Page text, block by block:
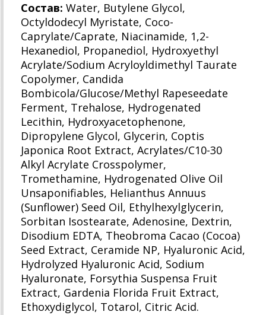
Состав: Water, Butylene Glycol,
Octyldodecyl Myristate, Coco-
Caprylate/Caprate, Niacinamide, 1,2-
Hexanediol, Propanediol, Hydroxyethyl
Acrylate/Sodium Acryloyldimethyl Taurate
Copolymer, Candida
Bombicola/Glucose/Methyl Rapeseedate
Ferment, Trehalose, Hydrogenated
Lecithin, Hydroxyacetophenone,
Dipropylene Glycol, Glycerin, Coptis
Japonica Root Extract, Acrylates/C10-30
Alkyl Acrylate Crosspolymer,
Tromethamine, Hydrogenated Olive Oil
Unsaponifiables, Helianthus Annuus
(Sunflower) Seed Oil, Ethylhexylglycerin,
Sorbitan Isostearate, Adenosine, Dextrin,
Disodium EDTA, Theobroma Cacao (Cocoa)
Seed Extract, Ceramide NP, Hyaluronic Acid,
Hydrolyzed Hyaluronic Acid, Sodium
Hyaluronate, Forsythia Suspensa Fruit
Extract, Gardenia Florida Fruit Extract,
Ethoxydiglycol, Totarol, Citric Acid.